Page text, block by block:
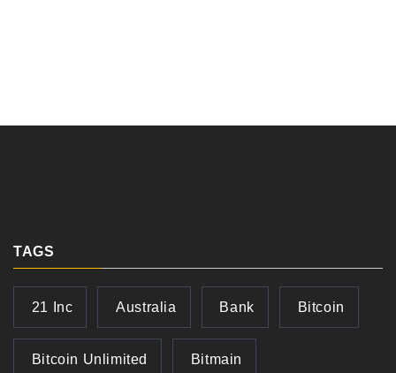
TAGS
21 Inc Australia Bank Bitcoin
Bitcoin Unlimited Bitmain